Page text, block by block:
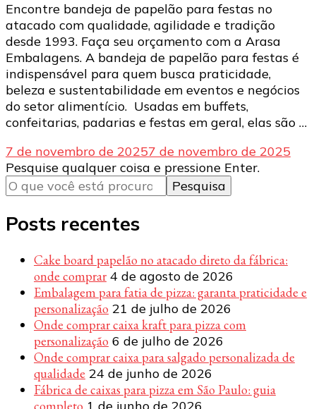
Encontre bandeja de papelão para festas no
atacado com qualidade, agilidade e tradição
desde 1993. Faça seu orçamento com a Arasa
Embalagens. A bandeja de papelão para festas é
indispensável para quem busca praticidade,
beleza e sustentabilidade em eventos e negócios
do setor alimentício. Usadas em buffets,
confeitarias, padarias e festas em geral, elas são …
7 de novembro de 20257 de novembro de 2025
Procurando
algo?
Pesquise qualquer coisa e pressione Enter.
Posts recentes
Cake board papelão no atacado direto da fábrica:
onde comprar 4 de agosto de 2026
Embalagem para fatia de pizza: garanta praticidade e
personalização 21 de julho de 2026
Onde comprar caixa kraft para pizza com
personalização 6 de julho de 2026
Onde comprar caixa para salgado personalizada de
qualidade 24 de junho de 2026
Fábrica de caixas para pizza em São Paulo: guia
completo 1 de junho de 2026